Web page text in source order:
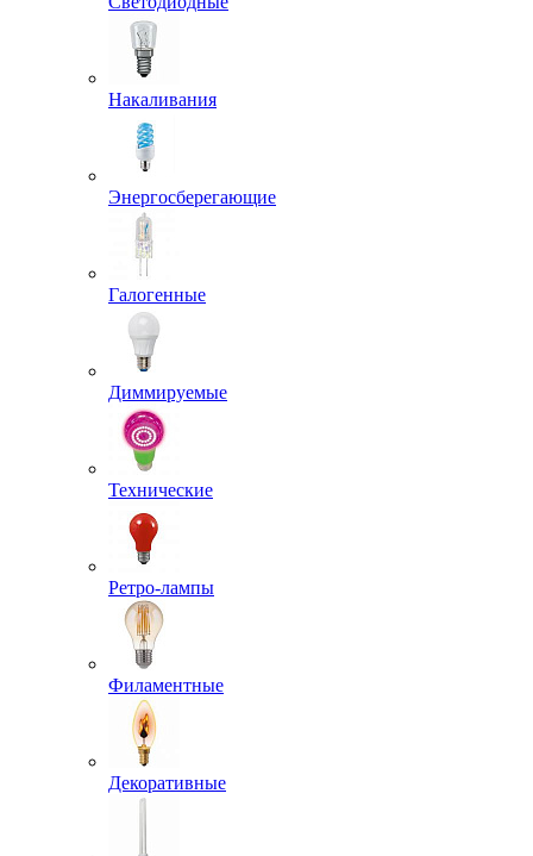
Накаливания
Энергосберегающие
Галогенные
Диммируемые
Технические
Ретро-лампы
Филаментные
Декоративные